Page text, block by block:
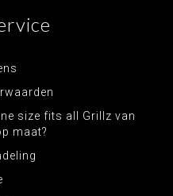
size fits all Grillz van
maat?